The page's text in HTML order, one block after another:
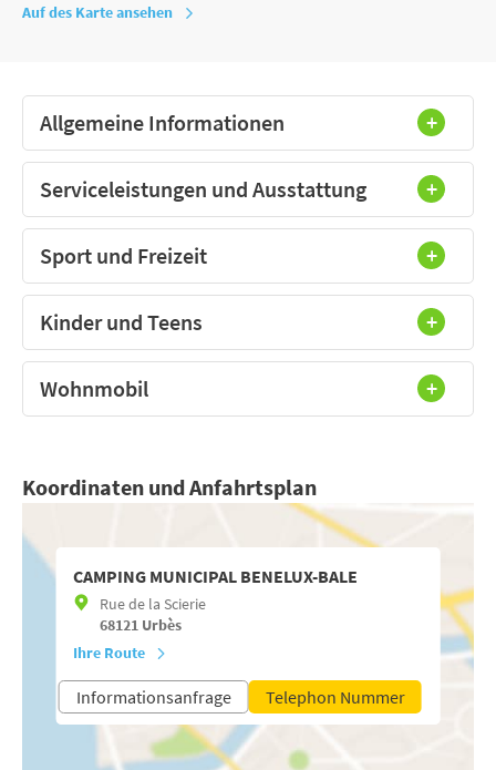
Auf des Karte ansehen
Allgemeine Informationen
Serviceleistungen und Ausstattung
Sport und Freizeit
Kinder und Teens
Wohnmobil
Koordinaten und Anfahrtsplan
CAMPING MUNICIPAL BENELUX-BALE
Rue de la Scierie
68121 Urbès
Ihre Route
Informationsanfrage Telephon Nummer